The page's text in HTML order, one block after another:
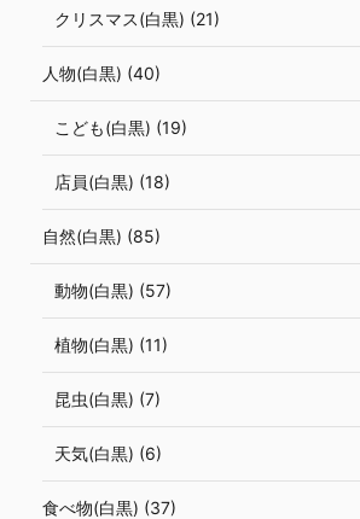
クリスマス(白黒) (21)
人物(白黒) (40)
こども(白黒) (19)
店員(白黒) (18)
自然(白黒) (85)
動物(白黒) (57)
植物(白黒) (11)
昆虫(白黒) (7)
天気(白黒) (6)
食べ物(白黒) (37)